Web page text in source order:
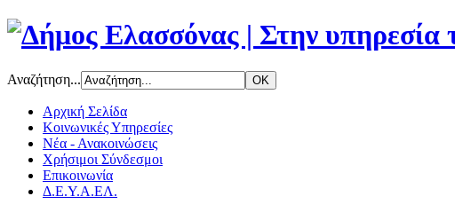
Αναζήτηση...
Αρχική Σελίδα
Κοινωνικές Υπηρεσίες
Νέα - Ανακοινώσεις
Χρήσιμοι Σύνδεσμοι
Επικοινωνία
Δ.Ε.Υ.Α.ΕΛ.